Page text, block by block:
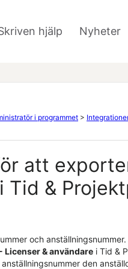
hjälp Nyheter
i programmet >
att
Tid &
och
& användare i Tid &
den